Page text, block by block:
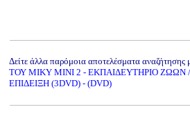
Δείτε άλλα παρόμοια αποτελέσματα αναζήτησης
ΤΟΥ ΜΙΚΥ ΜΙΝΙ 2 - ΕΚΠΑΙΔΕΥΤΗΡΙΟ ΖΩΩΝ
ΕΠΙΔΕΙΞΗ (3DVD) - (DVD)